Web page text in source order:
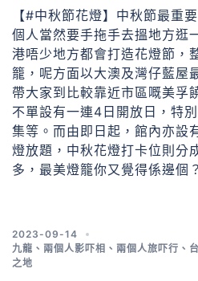
【#中秋節花燈】中秋節最重
個人當然要手拖手去搵地方逛
港唔少地方都會打造花燈節，
籠，呢方面以大澳及灣仔藍屋
帶大家到比較靠近市區嘅美孚
不單設有一連4日開放日，特
集等。而由即日起，館內亦設
燈放題，中秋花燈打卡位則分
多，最美燈籠你又覺得係邊個？
2023-09-14
九龍 、 兩個人影吓相 、 兩個人旅吓行 、
之地